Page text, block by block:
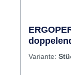
Variante: